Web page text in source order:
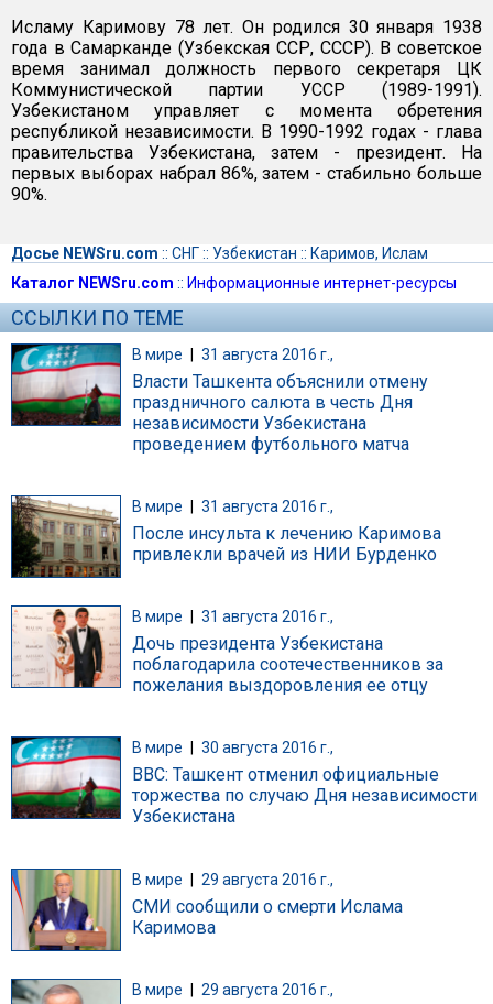
Исламу Каримову 78 лет. Он родился 30 января 1938
года в Самарканде (Узбекская ССР, СССР). В советское
время занимал должность первого секретаря ЦК
Коммунистической партии УССР (1989-1991).
Узбекистаном управляет с момента обретения
республикой независимости. В 1990-1992 годах - глава
правительства Узбекистана, затем - президент. На
первых выборах набрал 86%, затем - стабильно больше
90%.
Досье NEWSru.com :: СНГ:: Узбекистан :: Каримов, Ислам
Каталог NEWSru.com :: Информационные интернет-ресурсы
ССЫЛКИ ПО ТЕМЕ
В мире | 31 августа 2016 г.,
Власти Ташкента объяснили отмену
праздничного салюта в честь Дня
независимости Узбекистана
проведением футбольного матча
В мире 31 августа 2016 г.,
После инсульта к лечению Каримова
привлекли врачей из НИИ Бурденко
В мире 31 августа 2016 г.,
Дочь президента Узбекистана
поблагодарила соотечественников за
пожелания выздоровления ее отцу
В мире 30 августа 2016 г.,
BBC: Ташкент отменил официальные
торжества по случаю Дня независимости
Узбекистана
В мире | 29 августа 2016 г.,
СМИ сообщили о смерти Ислама
Каримова
В мире 29 августа 2016 г.,